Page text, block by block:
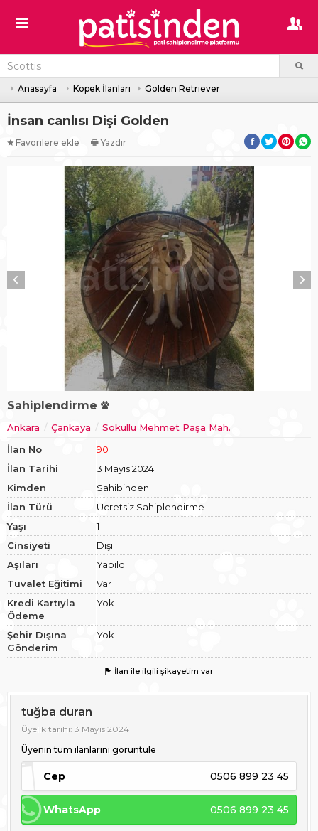
Anasayfa Köpek İlanları Golden Retriever
İnsan canlısı Dişi Golden
Favorilere ekle Yazdır
Sahiplendirme
Ankara Çankaya
Sokullu Mehmet Paşa Mah.
İlan No
90
İlan Tarihi
3 Mayıs 2024
Kimden
Sahibinden
İlan Türü
Ücretsiz Sahiplendirme
Yaşı
1
Cinsiyeti
Dişi
Aşıları
Yapıldı
Tuvalet Eğitimi
Var
Kredi Kartıyla
Ödeme
Yok
Şehir Dışına
Gönderim
Yok
İlan ile ilgili şikayetim var
tuğba duran
Üyelik tarihi: 3 Mayıs 2024
Üyenin tüm ilanlarını görüntüle
Cep 0506 899 23 45
WhatsApp 0506 899 23 45